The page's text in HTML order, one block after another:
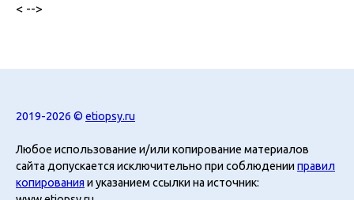
< -->
2019-2026 © etiopsy.ru
Любое использование и/или копирование материалов
сайта допускается исключительно при соблюденииправил
копирования и указанием ссылки на источник: